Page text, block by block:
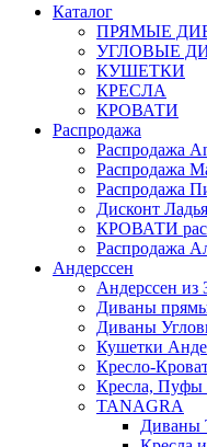
Каталог
ПРЯМЫЕ
УГЛОВЫЕ
КУШЕТКИ
КРЕСЛА
КРОВАТИ
Распродажа
Распродажа
Распродажа
Распродажа
Дисконт Ладья
КРОВАТИ
Распродажа
Андерссен
Андерсcен из
Диваны
Диваны
Кушетки
Кресло-
Кресла, Пуфы
TANAGRA
Диваны